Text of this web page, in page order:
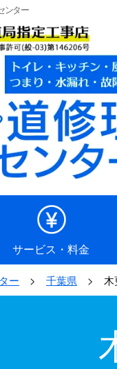
ンター
サービス・料金
ー 千葉県